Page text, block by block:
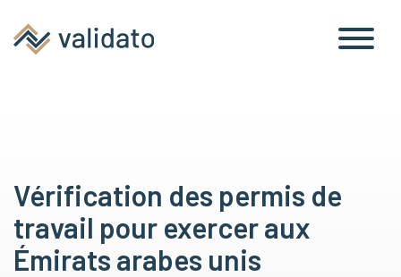
Vérification des permis de
travail pour exercer aux
Émirats arabes unis